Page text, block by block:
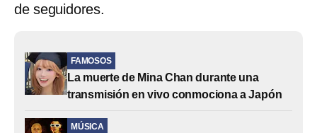
de seguidores.
FAMOSOS
La muerte de Mina Chan durante una
transmisión en vivo conmociona a Japón
MÚSICA